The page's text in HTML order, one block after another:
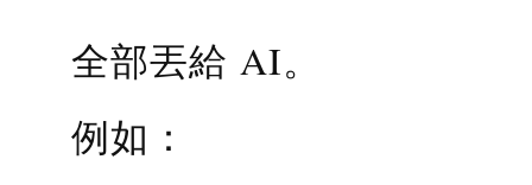
全部丟給 AI。
例如：